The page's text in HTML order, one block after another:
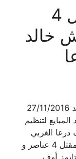
غارة إسرائيلية تقتل 4
خالد
استهدف الجيش الإسرائيلي اليوم الأحد 27/11/2016
لتنظيم
الغربي
بالقرب من هضبة الجولان ما أدى إلى مقتل 4 عناصر و
أوف